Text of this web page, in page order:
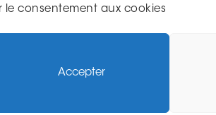
le consentement aux cookies
Accepter
SUIVEZ-NOUS !